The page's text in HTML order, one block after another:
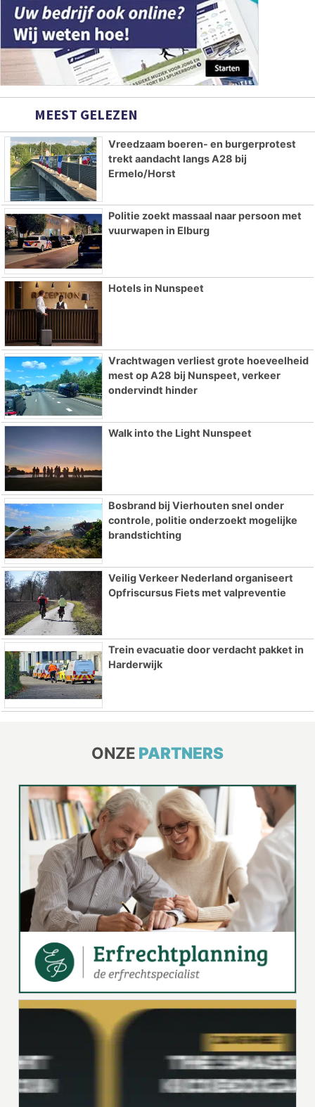
MEEST GELEZEN
Vreedzaam boeren- en burgerprotest
trekt aandacht langs A28 bij
Ermelo/Horst
Politie zoekt massaal naar persoon met
vuurwapen in Elburg
Hotels in Nunspeet
Vrachtwagen verliest grote hoeveelheid
mest op A28 bij Nunspeet, verkeer
ondervindt hinder
Walk into the Light Nunspeet
Bosbrand bij Vierhouten snel onder
controle, politie onderzoekt mogelijke
brandstichting
Veilig Verkeer Nederland organiseert
Opfriscursus Fiets met valpreventie
Trein evacuatie door verdacht pakket in
Harderwijk
ONZE PARTNERS